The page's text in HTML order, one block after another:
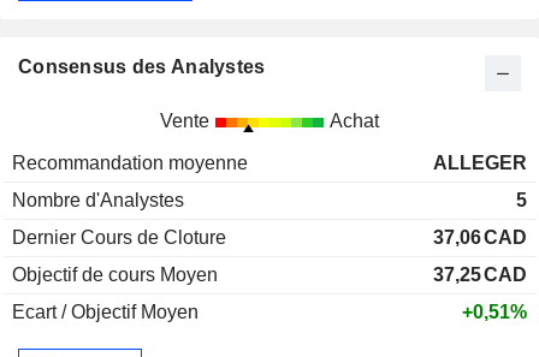
Consensus des Analystes
Vente Achat
Recommandation moyenne
ALLEGER
Nombre d'Analystes
5
Dernier Cours de Cloture
37,06CAD
Objectif de cours Moyen
37,25CAD
Ecart / Objectif Moyen
+0,51%